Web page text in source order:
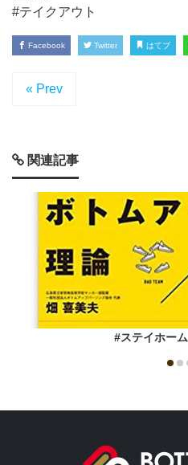
#テイクアウト
Facebook Twitter はてブ
« Prev
関連記事
#ステイホーム